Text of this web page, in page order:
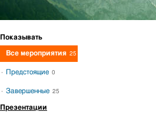
Показывать
Все мероприятия 25
Предстоящие 0
Завершенные 25
Презентации